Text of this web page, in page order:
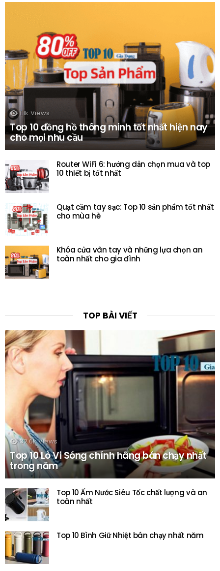
1.1k Views
Top 10 đồng hồ thông minh tốt nhất hiện nay
cho mọi nhu cầu
Router WiFi 6: hướng dẫn chọn mua và top
10 thiết bị tốt nhất
Quạt cầm tay sạc: Top 10 sản phẩm tốt nhất
cho mùa hè
Khóa cửa vân tay và những lựa chọn an
toàn nhất cho gia đình
TOP BÀI VIẾT
32.6k Views
Top 10 Lò Vi Sóng chính hãng bán chạy nhất
trong năm
Top 10 Ấm Nước Siêu Tốc chất lượng và an
toàn nhất
Top 10 Bình Giữ Nhiệt bán chạy nhất năm